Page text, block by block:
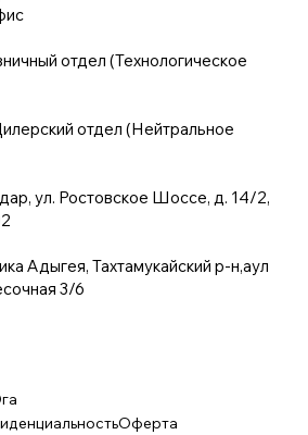
отдел (Технологическое
отдел (Нейтральное
ул. Ростовское Шоссе, д. 14/2,
Адыгея, Тахтамукайский р-н,аул
3/6
Оферта